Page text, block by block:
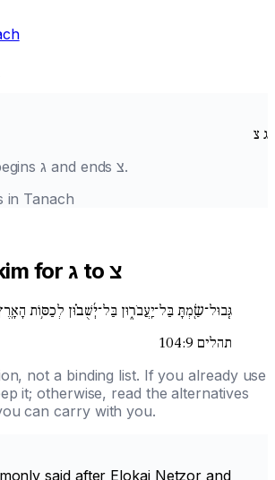
ג צ
ג and endsצ.
in Tanach
Name Pesukim for ג to צ
גְּֽבוּל־שַׂ֖מְתָּ בַּל־יַֽעֲבֹר֑וּן בַּל־יְ֜שֻׁב֗וּן לְכַסּ֥וֹת
תהלים 104:9
not a binding list. If you already use
it; otherwise, read the alternatives
can carry with you.
said after Elokai Netzor and